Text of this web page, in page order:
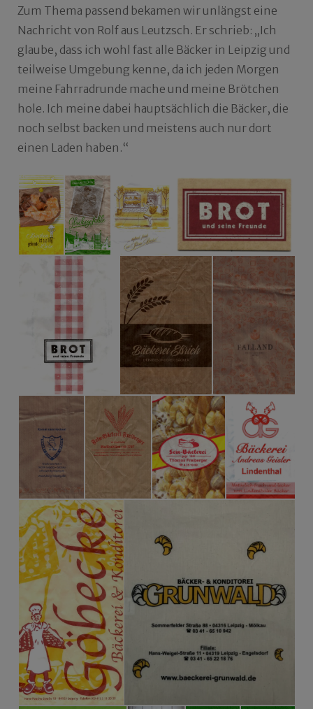
Zum Thema passend bekamen wir unlängst eine
Nachricht von Rolf aus Leutzsch. Er schrieb: „Ich
glaube, dass ich wohl fast alle Bäcker in Leipzig und
teilweise Umgebung kenne, da ich jeden Morgen
meine Fahrradrunde mache und meine Brötchen
hole. Ich meine dabei hauptsächlich die Bäcker, die
noch selbst backen und meistens auch nur dort
einen Laden haben.“